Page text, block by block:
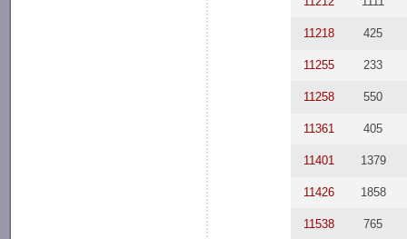
11218 425
11255 233
11258 550
11361 405
11401 1379
11426 1858
11538 765